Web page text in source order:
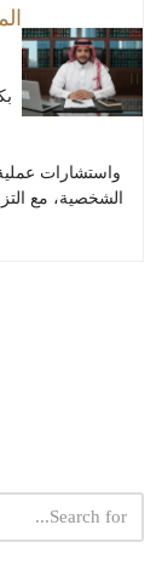
واستشارات عملية
الشخصية، مع